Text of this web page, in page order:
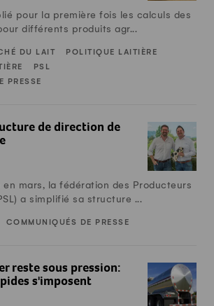
2022
2014
2012
pour la première fois les calculs des
différents produits agr...
DU LAIT
POLITIQUE LAITIÈRE
PSL
PRESSE
de direction de
en mars, la fédération des Producteurs
a simplifié sa structure ...
COMMUNIQUÉS DE PRESSE
reste sous pression:
s'imposent